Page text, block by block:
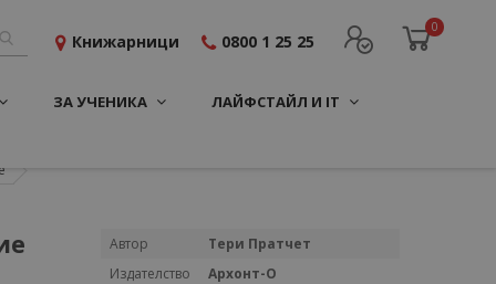
0
Книжарници 0800 1 25 25
ЗА УЧЕНИКА ЛАЙФСТАЙЛ И IT
Повече
Автор
Тери Пратчет
Издателство
Архонт-О